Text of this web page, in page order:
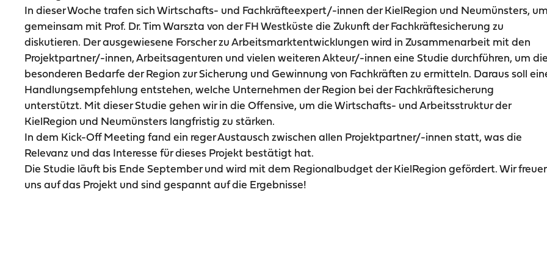
In dieser Woche trafen sich Wirtschafts- und Fachkräfteexpert/-innen der KielRegion und Neumünsters, um
gemeinsam mit Prof. Dr. Tim Warszta von der FH Westküste die Zukunft der Fachkräftesicherung zu
diskutieren. Der ausgewiesene Forscher zu Arbeitsmarktentwicklungen wird in Zusammenarbeit mit den
Projektpartner/-innen, Arbeitsagenturen und vielen weiteren Akteur/-innen eine Studie durchführen, um die
besonderen Bedarfe der Region zur Sicherung und Gewinnung von Fachkräften zu ermitteln. Daraus soll
Handlungsempfehlung entstehen, welche Unternehmen der Region bei der Fachkräftesicherung
unterstützt. Mit dieser Studie gehen wir in die Offensive, um die Wirtschafts- und Arbeitsstruktur der
KielRegion und Neumünsters langfristig zu stärken.
In dem Kick-Off Meeting fand ein reger Austausch zwischen allen Projektpartner/-innen statt, was die
Relevanz und das Interesse für dieses Projekt bestätigt hat.
Die Studie läuft bis Ende September und wird mit dem Regionalbudget der KielRegion gefördert. Wir
uns auf das Projekt und sind gespannt auf die Ergebnisse!